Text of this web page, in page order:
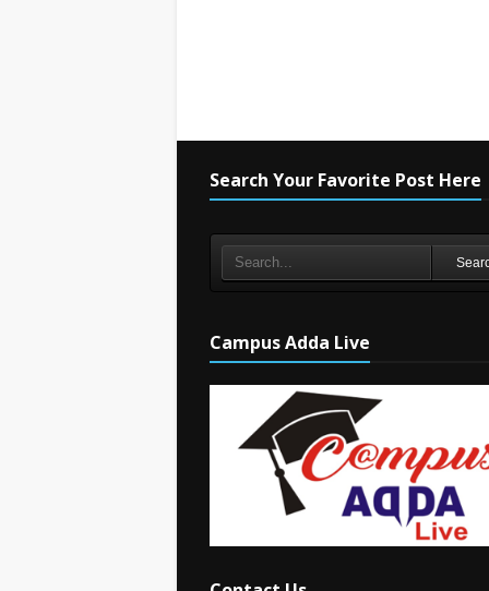
Search Your Favorite Post Here
Campus Adda Live